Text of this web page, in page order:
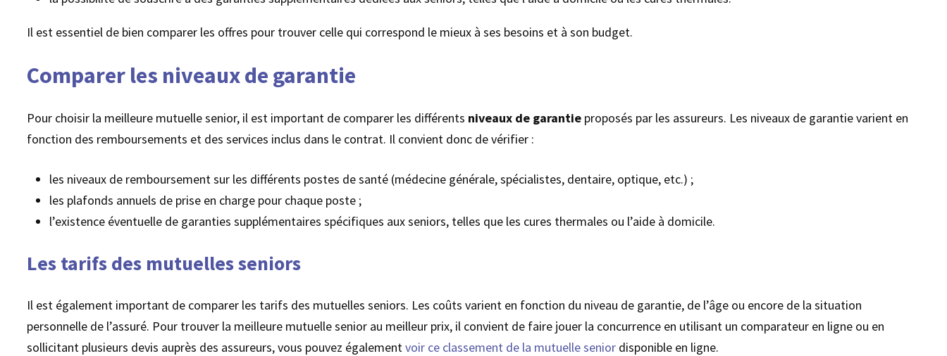
Il est essentiel de bien comparer les offres pour trouver celle qui correspond le mieux à ses besoins et à son budget.
Comparer les niveaux de garantie
Pour choisir la meilleure mutuelle senior, il est important de comparer les différents niveaux de garantie proposés par les assureurs. Les niveaux de garantie varient en
fonction des remboursements et des services inclus dans le contrat. Il convient donc de vérifier :
les niveaux de remboursement sur les différents postes de santé (médecine générale, spécialistes, dentaire, optique, etc.) ;
les plafonds annuels de prise en charge pour chaque poste ;
l’existence éventuelle de garanties supplémentaires spécifiques aux seniors, telles que les cures thermales ou l’aide à domicile.
Les tarifs des mutuelles seniors
Il est également important de comparer les tarifs des mutuelles seniors. Les coûts varient en fonction du niveau de garantie, de l’âge ou encore de la situation
personnelle de l’assuré. Pour trouver la meilleure mutuelle senior au meilleur prix, il convient de faire jouer la concurrence en utilisant un comparateur en ligne ou en
sollicitant plusieurs devis auprès des assureurs, vous pouvez égalementvoir ce classement de la mutuelle senior disponible en ligne.